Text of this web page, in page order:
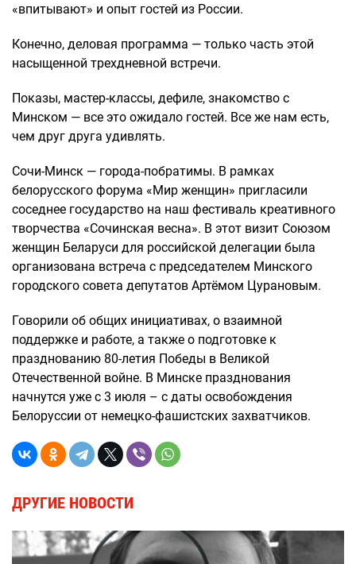
«впитывают» и опыт гостей из России.
Конечно, деловая программа — только часть этой
насыщенной трехдневной встречи.
Показы, мастер-классы, дефиле, знакомство с
Минском — все это ожидало гостей. Все же нам есть,
чем друг друга удивлять.
Сочи-Минск — города-побратимы. В рамках
белорусского форума «Мир женщин» пригласили
соседнее государство на наш фестиваль креативного
творчества «Сочинская весна». В этот визит Союзом
женщин Беларуси для российской делегации была
организована встреча с председателем Минского
городского совета депутатов Артёмом Цурановым.
Говорили об общих инициативах, о взаимной
поддержке и работе, а также о подготовке к
празднованию 80-летия Победы в Великой
Отечественной войне. В Минске празднования
начнутся уже с 3 июля – с даты освобождения
Белоруссии от немецко-фашистских захватчиков.
ДРУГИЕ НОВОСТИ